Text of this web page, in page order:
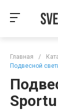
Главная /
Подвесной